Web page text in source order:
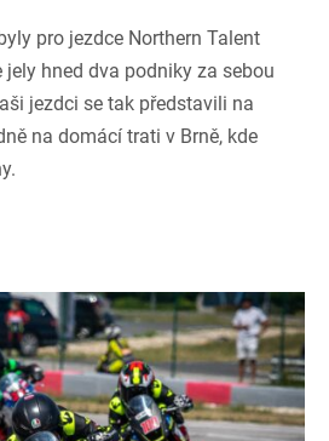
pro jezdce Northern Talent
jely hned dva podniky za sebou
jezdci se tak představili na
na domácí trati v Brně, kde